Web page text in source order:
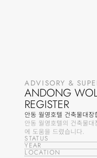
ADVISORY &
ANDONG
REGISTER
안동 월영호텔 건축물대장
안동 월영호텔의 건축물
에 도움을 드렸습니다.
STATUS
YEAR
LOCATION